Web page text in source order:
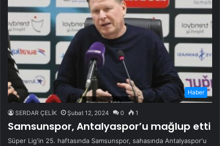
Haber
SERDAR ÇELİK Şubat 12, 2024 0 1
Samsunspor, Antalyaspor’u mağlup etti
Süper Lig'in 25. haftasında Samsunspor, sahasında Antalyaspor'u